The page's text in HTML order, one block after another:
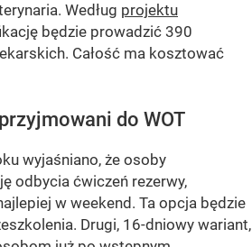
Według projektu
będzie prowadzić 390
Całość ma kosztować
do WOT
wyjaśniano, że osoby
odbycia ćwiczeń rezerwy,
w weekend. Ta opcja będzie
Drugi, 16-dniowy wariant,